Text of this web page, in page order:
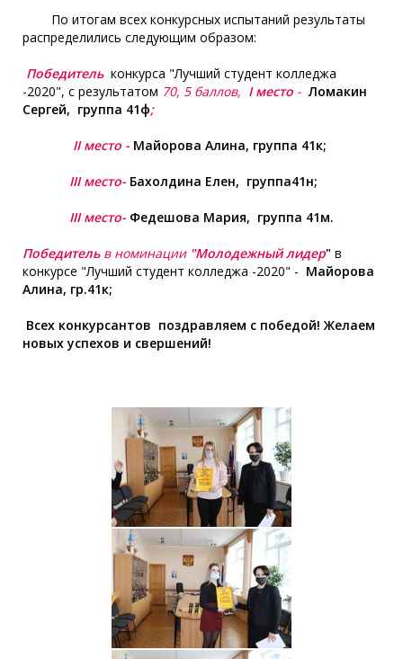
По итогам всех конкурсных испытаний результаты
распределились следующим образом:
Победительконкурса "Лучший студент колледжа
-2020", с результатом 70, 5 баллов, I место - Ломакин
Сергей, группа 41ф;
II место - Майорова Алина, группа 41к;
III место- Бахолдина Елен, группа41н;
III место- Федешова Мария, группа 41м.
Победительв номинации "Молодежный лидер" в
конкурсе "Лучший студент колледжа -2020" - Майорова
Алина, гр.41к;
Всех конкурсантов поздравляем с победой! Желаем
новых успехов и свершений!